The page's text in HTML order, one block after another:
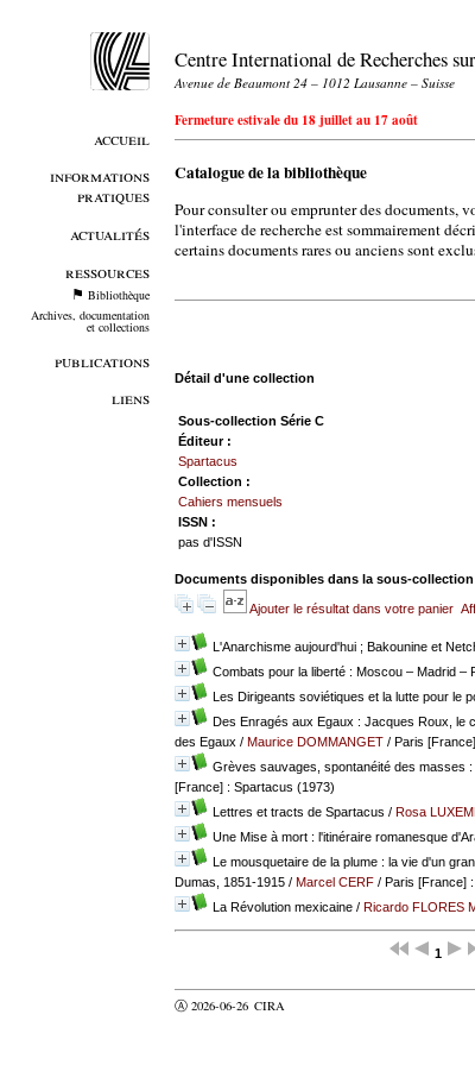
accueil
informations
pratiques
actualités
ressources
Bibliothèque
Archives, documentation
et collections
publications
liens
Centre International de Recherches
Avenue de Beaumont 24 – 1012 Lausanne – Suisse
Fermeture estivale du 18 juillet au 17 août
Catalogue de la bibliothèque
Pour consulter ou emprunter des documents,
l'interface de recherche est sommairement
certains documents rares ou anciens sont
Détail d'une collection
Sous-collection Série C
Éditeur :
Spartacus
Collection :
Cahiers mensuels
ISSN :
pas d'ISSN
Documents disponibles dans la sous-collection
Ajouter le résultat dans votre panier
L'Anarchisme aujourd'hui ; Bakounine et
Combats pour la liberté : Moscou – Madrid –
Les Dirigeants soviétiques et la lutte pour le
Des Enragés aux Egaux : Jacques Roux, le
des Egaux / Maurice DOMMANGET/ Paris
Grèves sauvages, spontanéité des masses
[France] : Spartacus (1973)
Lettres et tracts de Spartacus / Rosa
Une Mise à mort : l'itinéraire romanesque
Le mousquetaire de la plume : la vie d'un
Dumas, 1851-1915/ Marcel CERF/ Paris [France]
La Révolution mexicaine/ Ricardo FLORES
1
Ⓐ 2026-06-26 CIRA